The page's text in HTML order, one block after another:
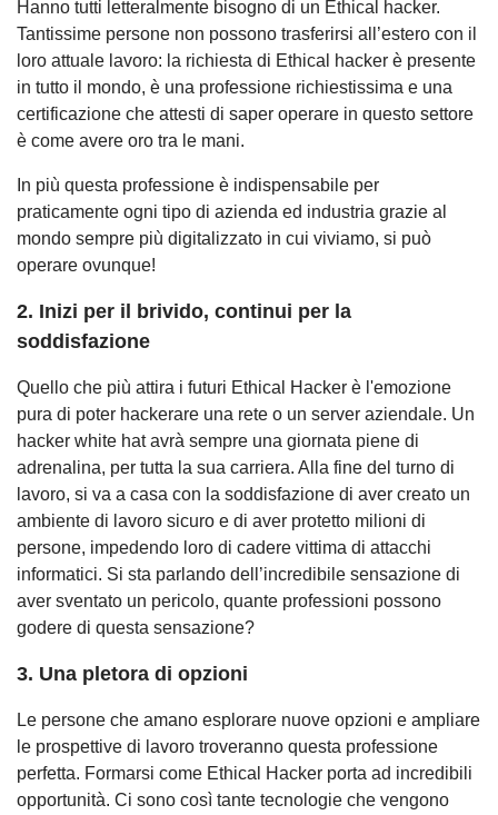
Hanno tutti letteralmente bisogno di un Ethical hacker.
Tantissime persone non possono trasferirsi all’estero con il
loro attuale lavoro: la richiesta di Ethical hacker è presente
in tutto il mondo, è una professione richiestissima e una
certificazione che attesti di saper operare in questo settore
è come avere oro tra le mani.
In più questa professione è indispensabile per
praticamente ogni tipo di azienda ed industria grazie al
mondo sempre più digitalizzato in cui viviamo, si può
operare ovunque!
2. Inizi per il brivido, continui per la
soddisfazione
Quello che più attira i futuri Ethical Hacker è l'emozione
pura di poter hackerare una rete o un server aziendale. Un
hacker white hat avrà sempre una giornata piene di
adrenalina, per tutta la sua carriera. Alla fine del turno di
lavoro, si va a casa con la soddisfazione di aver creato un
ambiente di lavoro sicuro e di aver protetto milioni di
persone, impedendo loro di cadere vittima di attacchi
informatici. Si sta parlando dell’incredibile sensazione di
aver sventato un pericolo, quante professioni possono
godere di questa sensazione?
3. Una pletora di opzioni
Le persone che amano esplorare nuove opzioni e ampliare
le prospettive di lavoro troveranno questa professione
perfetta. Formarsi come Ethical Hacker porta ad incredibili
opportunità. Ci sono così tante tecnologie che vengono